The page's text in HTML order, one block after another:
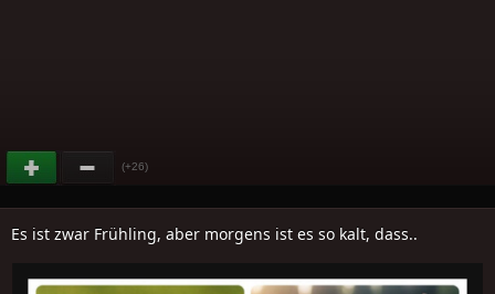
(+26)
Es ist zwar Frühling, aber morgens ist es so kalt, dass..